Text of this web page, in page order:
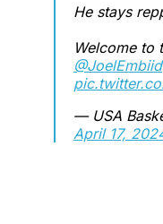
He stays
Welcome
@JoelEmbiid
— USA
April 17,